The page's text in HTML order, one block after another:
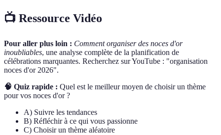
📺 Ressource Vidéo
Pour aller plus loin : Comment organiser des noces d'or
inoubliables, une analyse complète de la planification de
célébrations marquantes. Recherchez sur YouTube : "organisation
noces d'or 2026".
🧠 Quiz rapide : Quel est le meilleur moyen de choisir un thème
pour vos noces d'or ?
A) Suivre les tendances
B) Réfléchir à ce qui vous passionne
C) Choisir un thème aléatoire